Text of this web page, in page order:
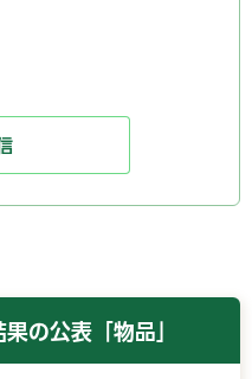
の公表「物品」